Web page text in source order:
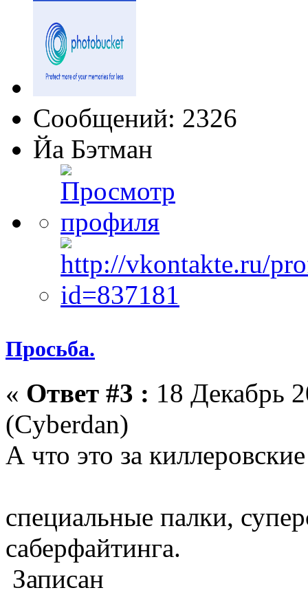
Сообщений: 2326
Йа Бэтман
Просьба.
« Ответ #3 : 18 Декабрь
(Cyberdan)
А что это за
специальные палки,
саберфайтинга.
Записан